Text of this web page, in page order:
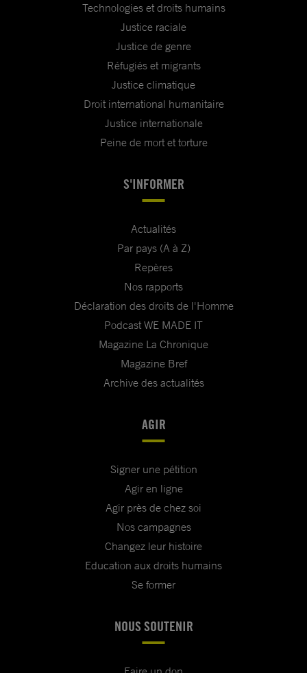
Technologies et droits humains
Justice raciale
Justice de genre
Réfugiés et migrants
Justice climatique
Droit international humanitaire
Justice internationale
Peine de mort et torture
S'INFORMER
Actualités
Par pays (A à Z)
Repères
Nos rapports
Déclaration des droits de l'Homme
Podcast WE MADE IT
Magazine La Chronique
Magazine Bref
Archive des actualités
AGIR
Signer une pétition
Agir en ligne
Agir près de chez soi
Nos campagnes
Changez leur histoire
Education aux droits humains
Se former
NOUS SOUTENIR